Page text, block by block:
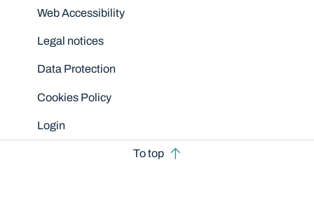
Disclaimers
Web Accessibility
Legal notices
Data Protection
Cookies Policy
Login
To top